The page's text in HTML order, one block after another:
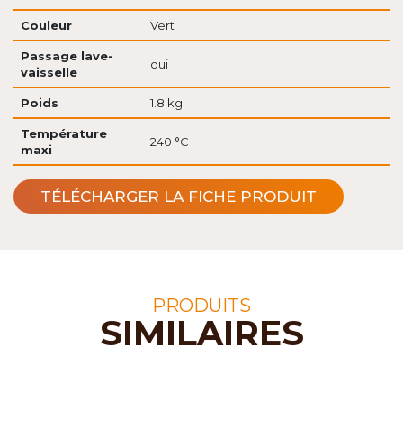
Couleur Vert
Passage lave-
vaisselle
oui
Poids 1.8 kg
Température
maxi
240 °C
TÉLÉCHARGER LA FICHE PRODUIT
PRODUITS
SIMILAIRES